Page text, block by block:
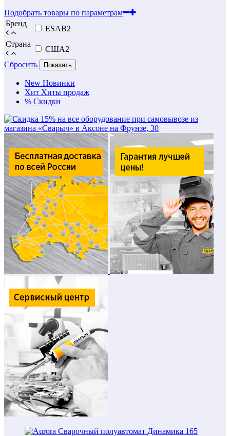
Подобрать товары по параметрам
Бренд
ESAB2
Страна
США2
Сбросить
Показать
New Новинки
Хит Хиты продаж
% Скидки